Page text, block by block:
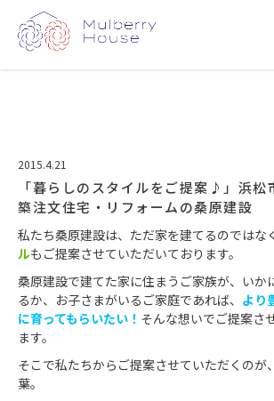
2015.4.21
「暮らしのスタイルをご提案♪」浜松
築注文住宅・リフォームの桑原建設
私たち桑原建設は、ただ家を建てるのではな
ルもご提案させていただいております。
桑原建設で建てた家に住まうご家族が、いか
るか、お子さまがいるご家庭であれば、 より
に育ってもらいたい！ そんな想いでご提案さ
ます。
そこで私たちからご提案させていただくのが、
葉。